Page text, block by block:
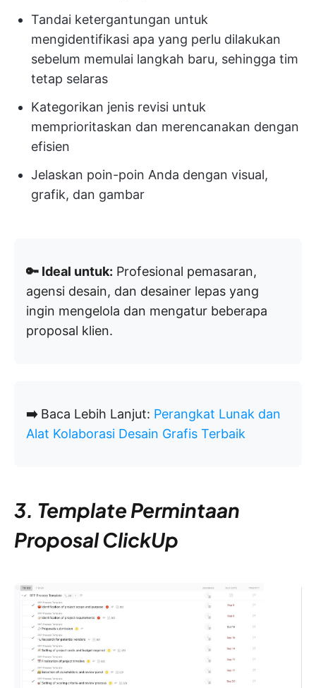
Tandai ketergantungan untuk
mengidentifikasi apa yang perlu dilakukan
sebelum memulai langkah baru, sehingga tim
tetap selaras
Kategorikan jenis revisi untuk
memprioritaskan dan merencanakan dengan
efisien
Jelaskan poin-poin Anda dengan visual,
grafik, dan gambar
🔑 Ideal untuk: Profesional pemasaran,
agensi desain, dan desainer lepas yang
ingin mengelola dan mengatur beberapa
proposal klien.
➡️Baca Lebih Lanjut: Perangkat Lunak dan
Alat Kolaborasi Desain Grafis Terbaik
3. Template Permintaan
Proposal ClickUp